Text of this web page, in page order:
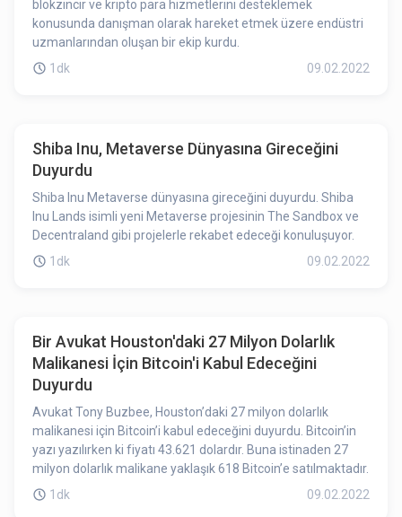
blokzincir ve kripto para hizmetlerini desteklemek
konusunda danışman olarak hareket etmek üzere endüstri
uzmanlarından oluşan bir ekip kurdu.
1dk
09.02.2022
Shiba Inu, Metaverse Dünyasına Gireceğini
Duyurdu
Shiba Inu Metaverse dünyasına gireceğini duyurdu. Shiba
Inu Lands isimli yeni Metaverse projesinin The Sandbox ve
Decentraland gibi projelerle rekabet edeceği konuluşuyor.
1dk
09.02.2022
Bir Avukat Houston'daki 27 Milyon Dolarlık
Malikanesi İçin Bitcoin'i Kabul Edeceğini
Duyurdu
Avukat Tony Buzbee, Houston’daki 27 milyon dolarlık
malikanesi için Bitcoin’i kabul edeceğini duyurdu. Bitcoin’in
yazı yazılırken ki fiyatı 43.621 dolardır. Buna istinaden 27
milyon dolarlık malikane yaklaşık 618 Bitcoin’e satılmaktadır.
1dk
09.02.2022